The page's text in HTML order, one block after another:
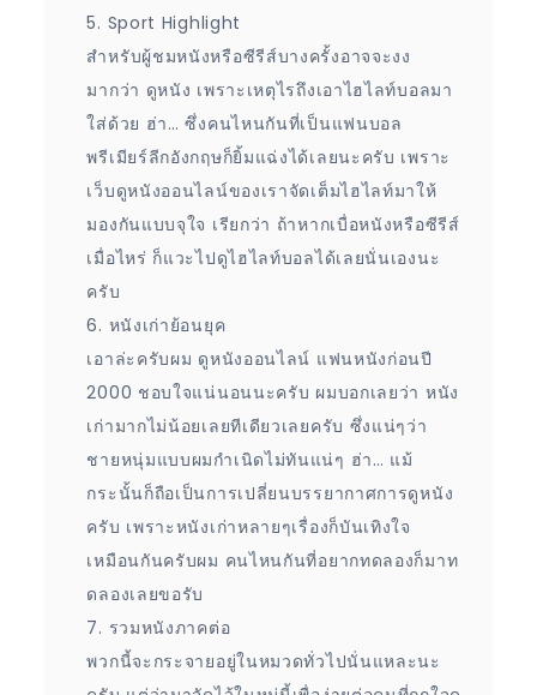
5. Sport Highlight
สำหรับผู้ชมหนังหรือซีรีส์บางครั้งอาจจะงง
มากว่า ดูหนัง เพราะเหตุไรถึงเอาไฮไลท์บอลมา
ใส่ด้วย ฮ่า… ซึ่งคนไหนกันที่เป็นแฟนบอล
พรีเมียร์ลีกอังกฤษก็ยิ้มแฉ่งได้เลยนะครับ เพราะ
เว็บดูหนังออนไลน์ของเราจัดเต็มไฮไลท์มาให้
มองกันแบบจุใจ เรียกว่า ถ้าหากเบื่อหนังหรือซีรีส์
เมื่อไหร่ ก็แวะไปดูไฮไลท์บอลได้เลยนั่นเองนะ
ครับ
6. หนังเก่าย้อนยุค
เอาล่ะครับผม ดูหนังออนไลน์ แฟนหนังก่อนปี
2000 ชอบใจแน่นอนนะครับ ผมบอกเลยว่า หนัง
เก่ามากไม่น้อยเลยทีเดียวเลยครับ ซึ่งแน่ๆว่า
ชายหนุ่มแบบผมกำเนิดไม่ทันแน่ๆ ฮ่า… แม้
กระนั้นก็ถือเป็นการเปลี่ยนบรรยากาศการดูหนัง
ครับ เพราะหนังเก่าหลายๆเรื่องก็บันเทิงใจ
เหมือนกันครับผม คนไหนกันที่อยากทดลองก็มาท
ดลองเลยขอรับ
7. รวมหนังภาคต่อ
พวกนี้จะกระจายอยู่ในหมวดทั่วไปนั่นแหละนะ